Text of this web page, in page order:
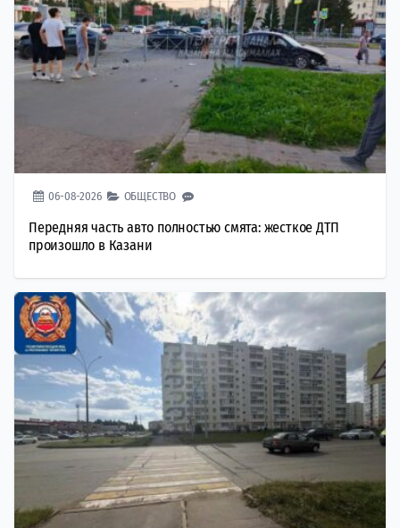
06-08-2026 ОБЩЕСТВО
Передняя часть авто полностью смята: жесткое ДТП
произошло в Казани